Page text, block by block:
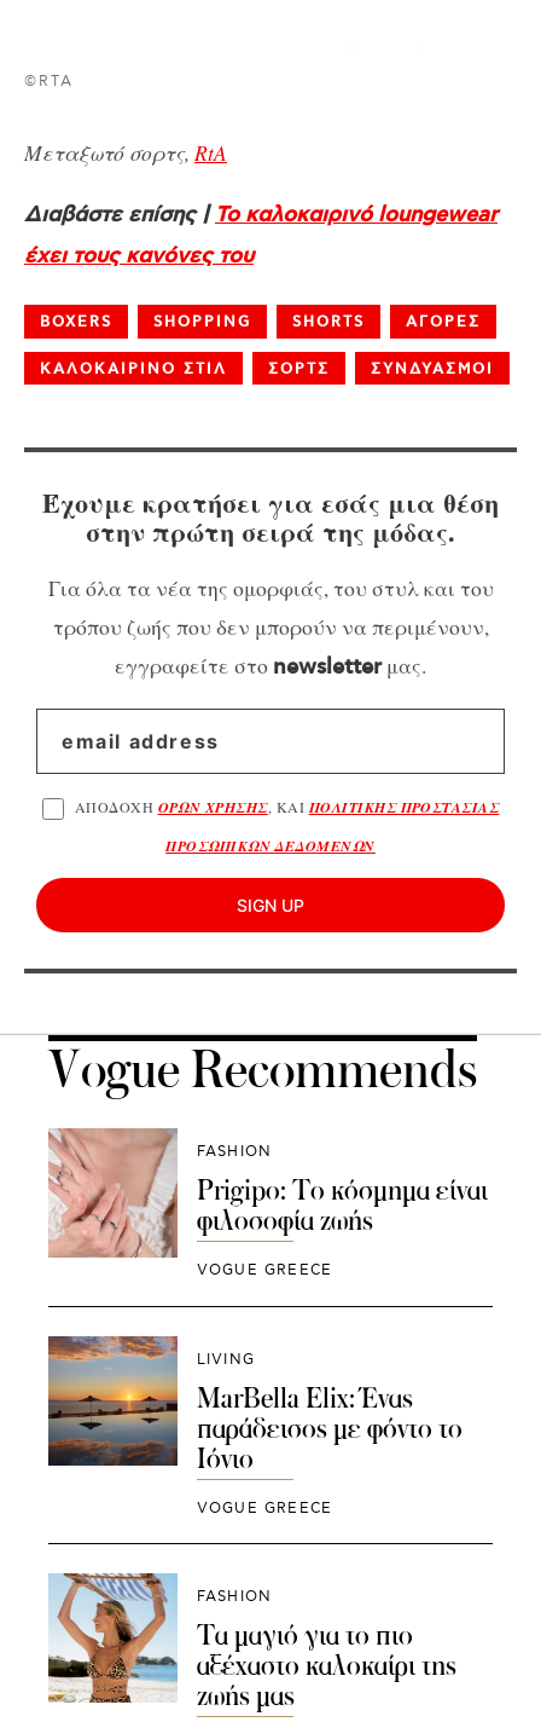
©RTA
Μεταξωτό σορτς, RtA
Διαβάστε επίσης | Το καλοκαιρινό loungewear
έχει τους κανόνες του
BOXERS SHOPPING SHORTS ΑΓΟΡΕΣ
ΚΑΛΟΚΑΙΡΙΝΟ ΣΤΙΛ ΣΟΡΤΣ ΣΥΝΔΥΑΣΜΟΙ
Έχουμε κρατήσει για εσάς μια θέση
στην πρώτη σειρά της μόδας.
Για όλα τα νέα της ομορφιάς, του στυλ και του
τρόπου ζωής που δεν μπορούν να περιμένουν,
εγγραφείτε στο newsletterμας.
ΑΠΟΔΟΧΗ ΟΡΩΝ ΧΡΗΣΗΣ, ΚΑΙΠΟΛΙΤΙΚΗΣ ΠΡΟΣΤΑΣΙΑΣ
ΠΡΟΣΩΠΙΚΩΝ ΔΕΔΟΜΕΝΩΝ
SIGN UP
Vogue Recommends
FASHION
Prigipo: Το κόσμημα είναι
φιλοσοφία ζωής
VOGUE GREECE
LIVING
MarBella Elix: Ένας
παράδεισος με φόντο το
Ιόνιο
VOGUE GREECE
FASHION
Τα μαγιό για το πιο
αξέχαστο καλοκαίρι της
ζωής μας